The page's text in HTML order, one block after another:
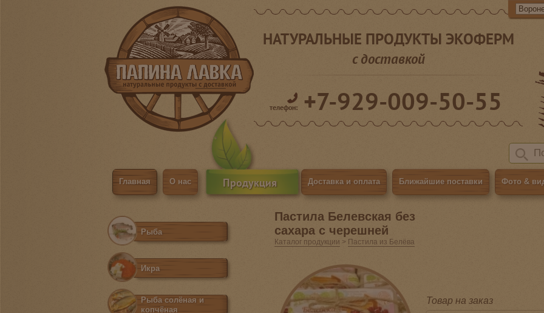
Главная О нас Продукция Доставка и оплата Ближайшие поставки Фото &
НАТУРАЛЬНЫЕ ПРОДУКТЫ ЭКОФЕРМ
с доставкой
телефон: +7-929-009-50-55
Пастила Белевская без
сахара с черешней
Каталог продукции > Пастила из Белёва
Товар на заказ
Рыба
Икра
Рыба солёная и
копчёная